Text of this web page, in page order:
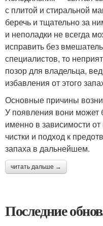
с плитой и стиральной
беречь и тщательно за
и неполадки не всегда
исправить без
специалистов, то
позор для владельца,
избавления от этого
Основные причины
У появления вони может
именно в зависимости
чистки и подход к
запаха в дальнейшем.
читать дальше →
Последние